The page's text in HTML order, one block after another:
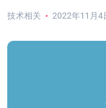
技术相关 2022年11月4